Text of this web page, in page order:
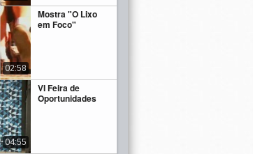
Mostra "O Lixo
em Foco"
02:58
VI Feira de
Oportunidades
04:55